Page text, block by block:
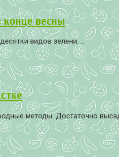
весны
видов зелени. ...
методы. Достаточно